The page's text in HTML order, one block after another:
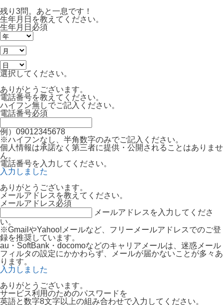
残り3問。あと一息です！
生年月日を教えてください。
生年月日 必須
選択してください。
ありがとうございます。
電話番号を教えてください。
ハイフン無しでご記入ください。
電話番号必須
例）09012345678
※ハイフンなし、半角数字のみでご記入ください。
個人情報は承諾なく第三者に提供・公開されることはありませ
ん。
電話番号を入力してください。
入力しました
ありがとうございます。
メールアドレスを教えてください。
メールアドレス必須
メールアドレスを入力してくださ
い。
※GmailやYahoo!メールなど、フリーメールアドレスでのご登
録を推奨しています。
au・SoftBank・docomoなどのキャリアメールは、迷惑メール
フィルタの設定にかかわらず、メールが届かないことが多々あ
ります。
入力しました
ありがとうございます。
サービス利用のためのパスワードを
英語と数字8文字以上の組み合わせで入力してください。